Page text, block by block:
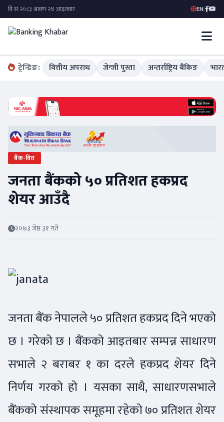
EN|
ट्रेन्डिङ: वित्तीय अपराध जेन्जी पुस्ता अन्तर्राष्ट्रिय बैंकिङ
बैंक-वित्त
जनता बैंकको ५० प्रतिशत हकप्रद
शेयर आउँदै
२०७३ जेष्ठ ३१ गते
जनता बैंक नेपालले ५० प्रतिशत हकप्रद दिने भएको
छ । गरेको छ । बैंकको आइतबार सम्पन्न साधारण
सभाले २ बराबर १ का दरले हकप्रद शेयर दिने
निर्णय गरको हो । यसका साथै, साधारणसभाले
बैंकको संस्थापक समूहमा रहेको ७० प्रतिशत शेयर